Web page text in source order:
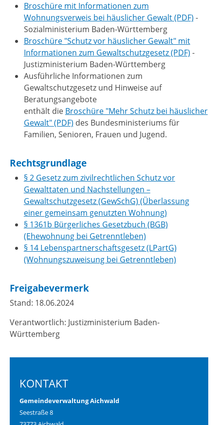
Broschüre mit Informationen zum
Wohnungsverweis bei häuslicher Gewalt (PDF) -
Sozialministerium Baden-Württemberg
Broschüre "Schutz vor häuslicher Gewalt" mit
Informationen zum Gewaltschutzgesetz (PDF) -
Justizministerium Baden-Württemberg
Ausführliche Informationen zum
Gewaltschutzgesetz und Hinweise auf
Beratungsangebote
enthält die Broschüre "Mehr Schutz bei häuslicher
Gewalt" (PDF) des Bundesministeriums für
Familien, Senioren, Frauen und Jugend.
Rechtsgrundlage
§ 2 Gesetz zum zivilrechtlichen Schutz vor
Gewalttaten und Nachstellungen –
Gewaltschutzgesetz (GewSchG) (Überlassung
einer gemeinsam genutzten Wohnung)
§ 1361b Bürgerliches Gesetzbuch (BGB)
(Ehewohnung bei Getrenntleben)
§ 14 Lebenspartnerschaftsgesetz (LPartG)
(Wohnungszuweisung bei Getrenntleben)
Freigabevermerk
Stand: 18.06.2024
Verantwortlich: Justizministerium Baden-
Württemberg
KONTAKT
Gemeindeverwaltung Aichwald
Seestraße 8